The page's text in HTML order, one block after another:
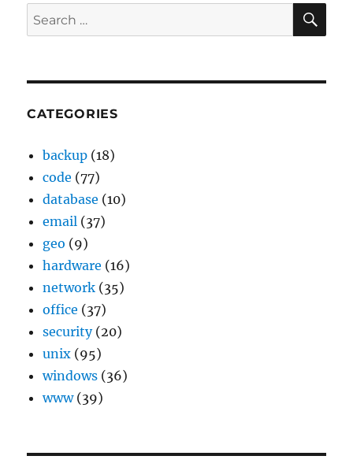
Search
for:
CATEGORIES
backup (18)
code (77)
database (10)
email (37)
geo (9)
hardware (16)
network (35)
office (37)
security(20)
unix (95)
windows (36)
www(39)